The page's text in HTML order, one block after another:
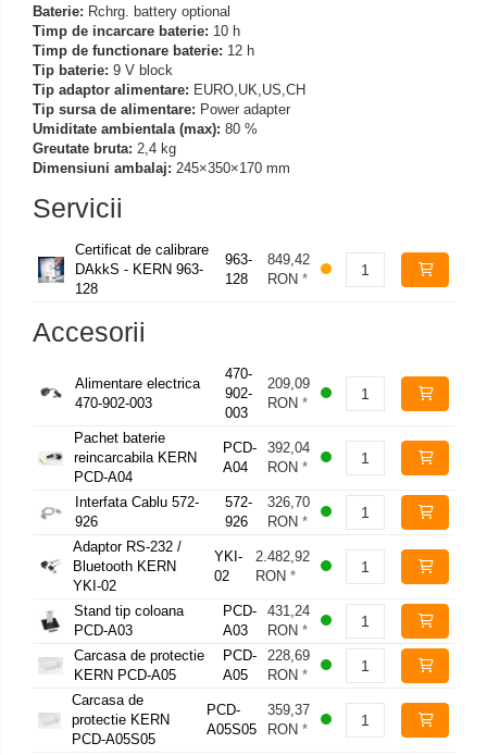
Baterie: Rchrg. battery optional
Timp de incarcare baterie: 10 h
Timp de functionare baterie: 12 h
Tip baterie: 9 V block
Tip adaptor alimentare: EURO,UK,US,CH
Tip sursa de alimentare: Power adapter
Umiditate ambientala (max): 80 %
Greutate bruta: 2,4 kg
Dimensiuni ambalaj: 245×350×170 mm
Servicii
Certificat de calibrare
DAkkS - KERN 963-
128
963-
128
849,42
RON*
Accesorii
Alimentare electrica
470-902-003
470-
902-
003
209,09
RON*
Pachet baterie
reincarcabila KERN
PCD-A04
PCD-
A04
392,04
RON *
Interfata Cablu 572-
926
572-
926
326,70
RON*
Adaptor RS-232 /
Bluetooth KERN
YKI-02
YKI-
02
2.482,92
RON *
Stand tip coloana
PCD-A03
PCD-
A03
431,24
RON *
Carcasa de protectie
KERN PCD-A05
PCD-
A05
228,69
RON *
Carcasa de
protectie KERN
PCD-A05S05
PCD-
A05S05
359,37
RON *